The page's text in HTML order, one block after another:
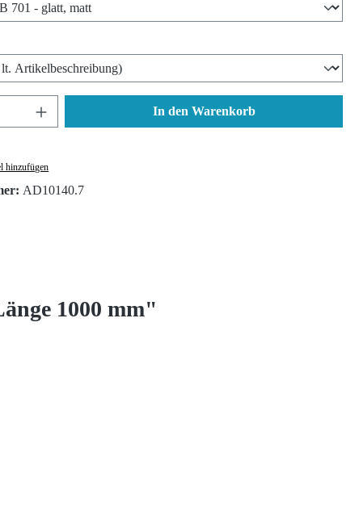
Gib den gewünschten Wert ein oder
In den Warenkorb
hinzufügen
AD10140.7
1000 mm"